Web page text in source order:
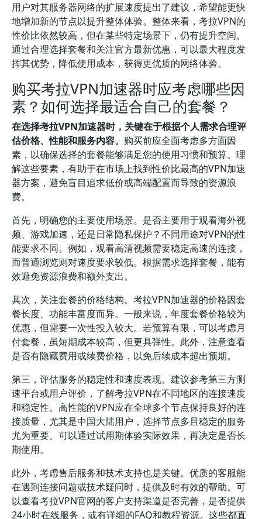
用户对其服务器网络的扩展速度提出了建议，希望能更快
地增加新的节点以提升整体体验。整体来看，考拉VPN的
性价比依然较高，但在某些特定场景下，仍有提升空间。
通过合理选择套餐和关注官方最新优惠，可以最大程度发
挥其优势，降低使用成本，获得更优质的网络体验。
购买考拉VPN加速器时应考虑哪些因
素？如何选择最适合自己的套餐？
在选择考拉VPN加速器时，关键在于根据个人需求合理评
估价格、性能和服务内容。 购买前应全面考虑多方面因
素，以确保选择的套餐能够满足您的使用习惯和预算。理
解这些要素，有助于在市场上找到性价比最高的VPN加速
器方案，避免盲目追求低价或高端配置而导致的资源浪
费。
首先，明确您的主要使用场景。是否主要用于观看海外视
频、游戏加速，还是日常隐私保护？不同用途对VPN的性
能要求不同。例如，观看高清视频需要稳定高速的连接，
而普通浏览则对速度要求较低。根据需求选择套餐，能有
效避免资源浪费和额外支出。
其次，关注套餐的价格结构。考拉VPN加速器的价格因套
餐长度、功能丰富度而异。一般来说，年度套餐价格较为
优惠，但需要一次性投入较大。若预算有限，可以考虑月
付套餐，虽短期成本较高，但更具弹性。此外，注意查看
是否有隐藏费用或续费价格，以免后续成本超出预期。
第三，评估服务的稳定性和速度表现。建议参考第三方测
速平台或用户评价，了解考拉VPN在不同地区的连接速度
和稳定性。高性能的VPN应在全球多个节点保持良好的连
接质量，尤其是中国大陆用户，选择节点多且稳定的服务
尤为重要。可以通过试用期体验实际效果，再决定是否长
期使用。
此外，考虑售后服务和技术支持也是关键。优质的客服能
在遇到连接问题或技术疑问时，提供及时有效的帮助。可
以查看考拉VPN官网的客户支持渠道是否完善，是否提供
24小时在线服务，或有详细的FAQ和教程资源。这些都直